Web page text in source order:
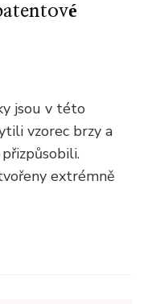
jsou v této
vzorec brzy a
extrémně